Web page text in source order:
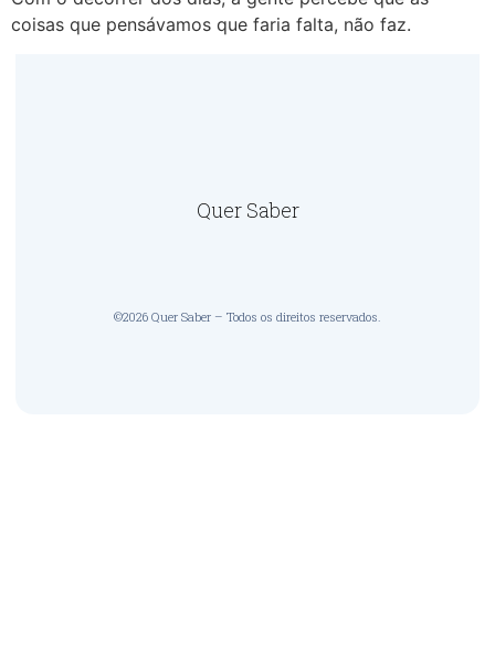
coisas que pensávamos que faria falta, não faz.
Quer Saber
©2026 Quer Saber – Todos os direitos reservados.